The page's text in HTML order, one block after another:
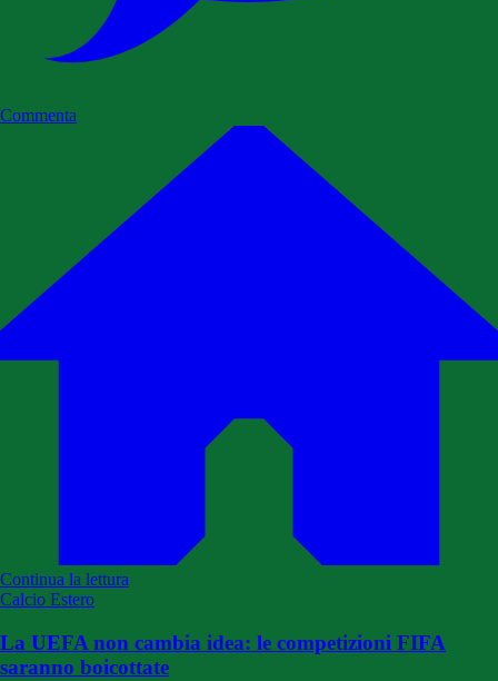
Commenta
Continua la lettura
Calcio Estero
La UEFA non cambia idea: le competizioni FIFA
saranno boicottate